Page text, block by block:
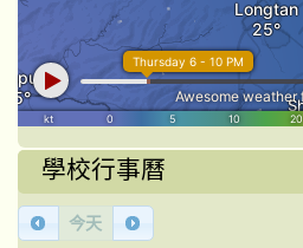
學校行事曆
今天